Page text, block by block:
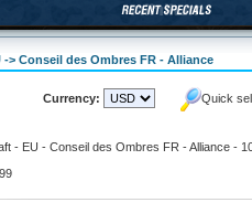
> Conseil des Ombres FR - Alliance
Currency: Quick
- EU - Conseil des Ombres FR - Alliance -